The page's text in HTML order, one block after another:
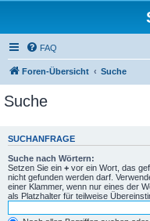
FAQ
Foren-Übersicht Suche
Suche
SUCHANFRAGE
Suche nach Wörtern:
Setzen Sie ein + vor ein Wort, das
nicht gefunden werden darf.
einer Klammer, wenn nur eines der
als Platzhalter für teilweise